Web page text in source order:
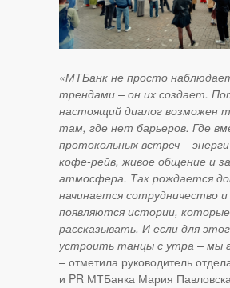
«МТБанк не просто
трендами – он их создает.
настоящий диалог возможен
там, где нет барьеров. Где
протокольных встреч –
кофе-рейв, живое общение и
атмосфера. Так рождается
начинается сотрудничество и
появляются истории,
рассказывать. И если для
устроить танцы с утра – мы
– отметила руководитель
и PR МТБанка Мария